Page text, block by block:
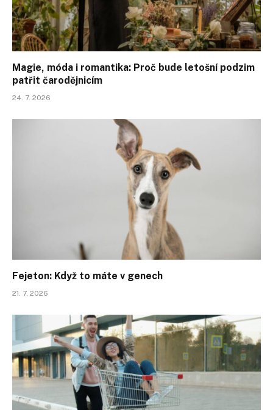
Magie, móda i romantika: Proč bude letošní podzim
patřit čarodějnicím
24. 7. 2026
Fejeton: Když to máte v genech
21. 7. 2026